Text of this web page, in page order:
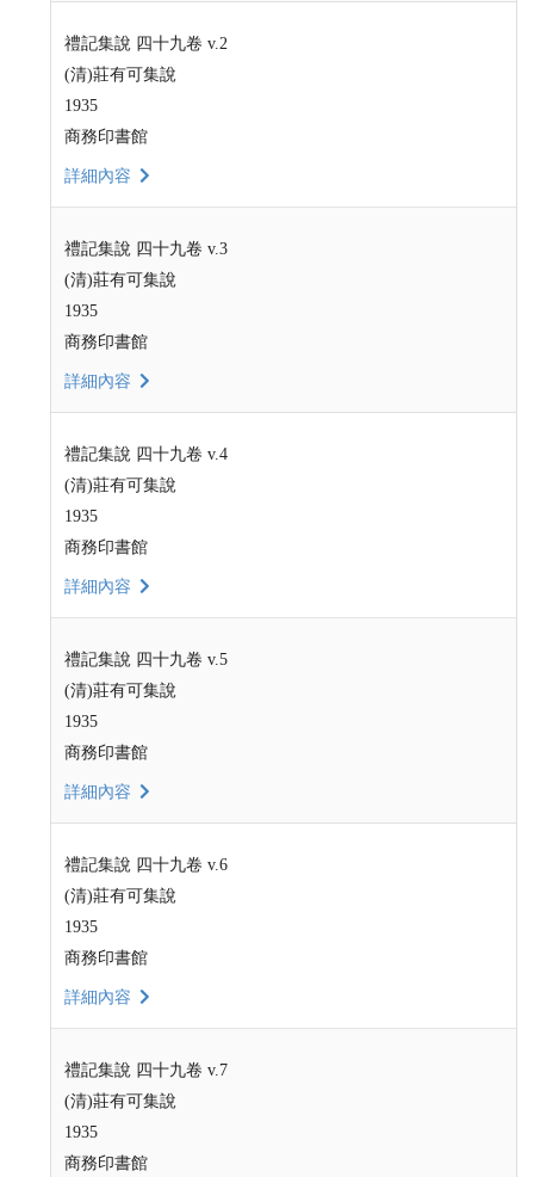
禮記集說 四十九卷 v.2
(清)莊有可集說
1935
商務印書館
詳細內容
禮記集說 四十九卷 v.3
(清)莊有可集說
1935
商務印書館
詳細內容
禮記集說 四十九卷 v.4
(清)莊有可集說
1935
商務印書館
詳細內容
禮記集說 四十九卷 v.5
(清)莊有可集說
1935
商務印書館
詳細內容
禮記集說 四十九卷 v.6
(清)莊有可集說
1935
商務印書館
詳細內容
禮記集說 四十九卷 v.7
(清)莊有可集說
1935
商務印書館